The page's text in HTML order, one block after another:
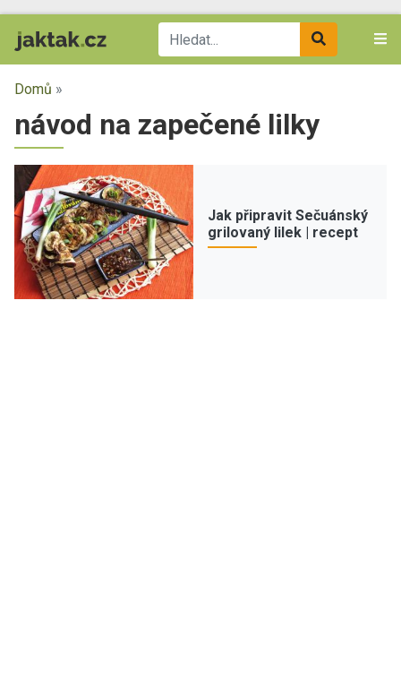
Domů »
návod na zapečené lilky
Jak připravit Sečuánský
grilovaný lilek | recept